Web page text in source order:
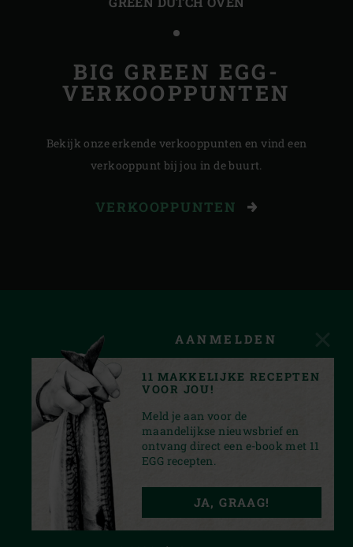
BIG GREEN EGG-
VERKOOPPUNTEN
Bekijk onze erkende verkooppunten en vind een
verkooppunt bij jou in de buurt.
VERKOOPPUNTEN
INSTAGRAMYOUTUBETIKTOKFACEBOOKPINTEREST
PRIVACY STATEMENT
AANMELDEN
11 MAKKELIJKE RECEPTEN
VOOR JOU!
Meld je aan voor de
maandelijkse nieuwsbrief en
ontvang direct een e-book met 11
EGG recepten.
JA, GRAAG!